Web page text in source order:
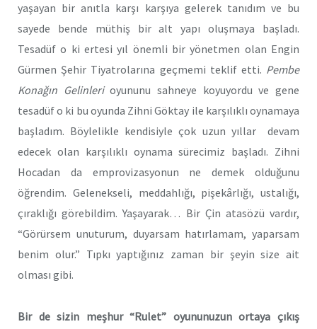
yaşayan bir anıtla karşı karşıya gelerek tanıdım ve bu
sayede bende müthiş bir alt yapı oluşmaya başladı.
Tesadüf o ki ertesi yıl önemli bir yönetmen olan Engin
Gürmen Şehir Tiyatrolarına geçmemi teklif etti. Pembe
Konağın Gelinlerioyununu sahneye koyuyordu ve gene
tesadüf o ki bu oyunda Zihni Göktay ile karşılıklı oynamaya
başladım. Böylelikle kendisiyle çok uzun yıllar
devam
edecek olan karşılıklı oynama sürecimiz başladı. Zihni
Hocadan da emprovizasyonun ne demek olduğunu
öğrendim. Gelenekseli, meddahlığı, pişekârlığı, ustalığı,
çıraklığı görebildim. Yaşayarak… Bir Çin atasözü vardır,
“Görürsem unuturum, duyarsam hatırlamam, yaparsam
benim olur.” Tıpkı yaptığınız zaman bir şeyin size ait
olması gibi.
Bir desizin meşhur “Rulet” oyununuzun ortaya çıkış